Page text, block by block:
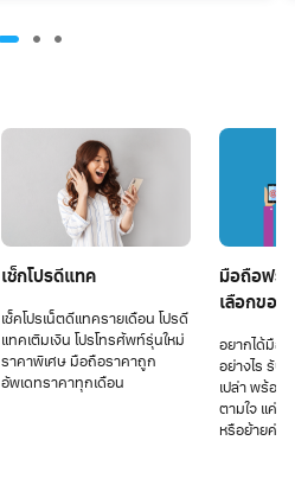
เช็กโปรดีแทค
เช็คโปรเน็ตดีแทครายเดือน โปรดี
แทคเติมเงิน โปรโทรศัพท์รุ่นใหม่
ราคาพิเศษ มือถือราคาถูก
อัพเดทราคาทุกเดือน
มือถือฟรี
เลือกของ
อยากได้มือ
อย่างไร รับ
เปล่า พร้อม
ตามใจ แค่เป
หรือย้ายค่าย